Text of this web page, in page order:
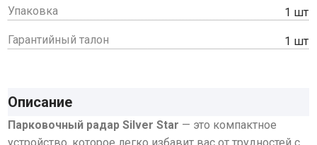
Упаковка 1 шт
Гарантийный талон 1 шт
Описание
Парковочный радар Silver Star — это компактное